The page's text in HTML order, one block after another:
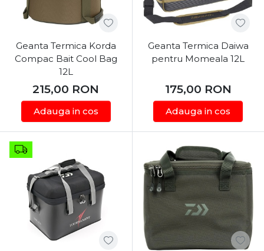
Geanta Termica Korda
Compac Bait Cool Bag
12L
215,00 RON
Adauga in cos
Geanta Termica Daiwa
pentru Momeala 12L
175,00 RON
Adauga in cos